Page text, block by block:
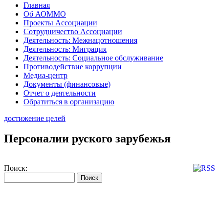
Главная
Об АОММО
Проекты Ассоциации
Сотрудничество Ассоциации
Деятельность: Межнацотношения
Деятельность: Миграция
Деятельность: Социальное обслуживание
Противодействие коррупции
Медиа-центр
Документы (финансовые)
Отчет о деятельности
Обратиться в организацию
достижение целей
Персоналии руского зарубежья
Поиск: